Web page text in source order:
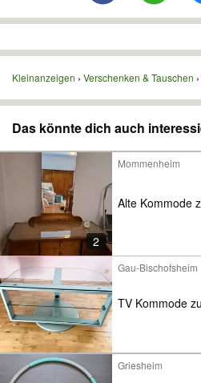
Kleinanzeigen Verschenken & Tauschen
Das könnte dich auch
2
Mommenheim
Alte Kommode
Gau-Bischofsheim
TV Kommode
Griesheim